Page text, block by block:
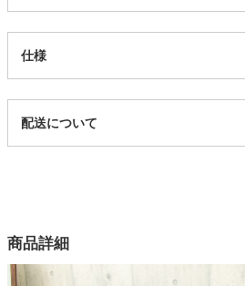
タワー
仕様
4ss4200708
2色
配送について
商品詳細